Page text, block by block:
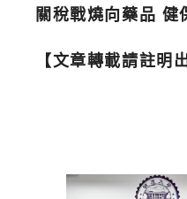
關稅戰燒向藥品
【文章轉載請註明